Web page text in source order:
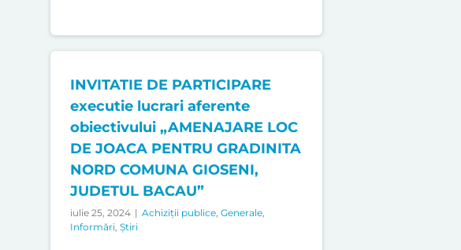
INVITATIE DE PARTICIPARE
executie lucrari aferente
obiectivului „AMENAJARE LOC
DE JOACA PENTRU GRADINITA
NORD COMUNA GIOSENI,
JUDETUL BACAU”
iulie 25, 2024 | Achiziții publice, Generale,
Informări, Știri